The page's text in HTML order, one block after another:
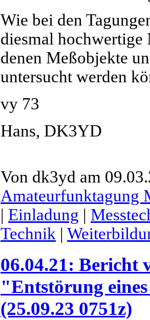
Wie bei den
diesmal hochwertige
denen Meßobjekte
untersucht werden
vy 73
Hans, DK3YD
Von dk3yd am
Amateurfunktagung
| Einladung |
Technik |
06.04.21: Bericht
"Entstörung
(25.09.23 0751z)